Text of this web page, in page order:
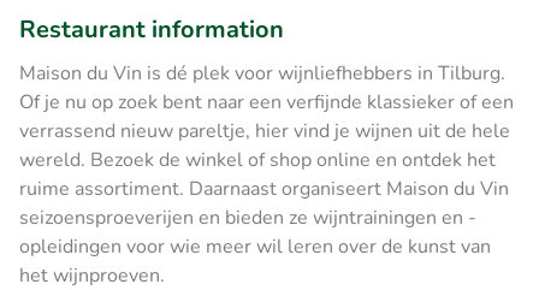
Restaurant information
Maison du Vin is dé plek voor wijnliefhebbers in Tilburg.
Of je nu op zoek bent naar een verfijnde klassieker of een
verrassend nieuw pareltje, hier vind je wijnen uit de hele
wereld. Bezoek de winkel of shop online en ontdek het
ruime assortiment. Daarnaast organiseert Maison du Vin
seizoensproeverijen en bieden ze wijntrainingen en -
opleidingen voor wie meer wil leren over de kunst van
het wijnproeven.